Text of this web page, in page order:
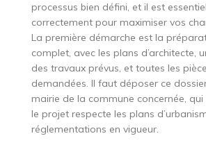
processus bien défini, et il est
correctement pour maximiser vos
La première démarche est la
complet, avec les plans d’architecte,
des travaux prévus, et toutes les
demandées. Il faut déposer ce
mairie de la commune concernée, qui
le projet respecte les plans
réglementations en vigueur.